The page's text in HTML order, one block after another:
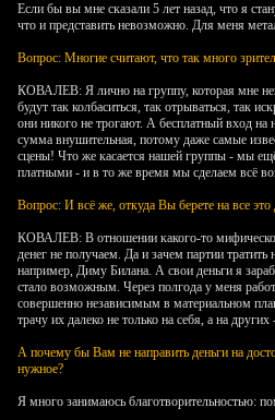
Если бы вы мне сказали 5 лет назад, что я
что и представить невозможно. Для меня
Вопрос: Многие считают, что так много
КОВАЛЕВ: Я лично на группу, которая мне
будут так колбаситься, так отрываться, так
они никого не трогают. А бесплатный вход
сумма внушительная, потому даже самые
сцены! Что же касается нашей группы - мы
платными - и в то же время мы сделаем всё
Вопрос: И всё же, откуда Вы берете на все это
КОВАЛЕВ: В отношении какого-то
денег не получаем. Да и зачем партии
например, Диму Билана. А свои деньги я
стало возможным. Через полгода у меня
совершенно независимым в материальном
трачу их далеко не только на себя, а на других
А почему бы Вам не направить деньги на
нужное?
Я много занимаюсь благотворительностью: